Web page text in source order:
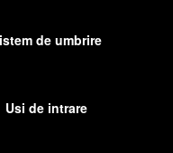
de umbrire
Usi de intrare